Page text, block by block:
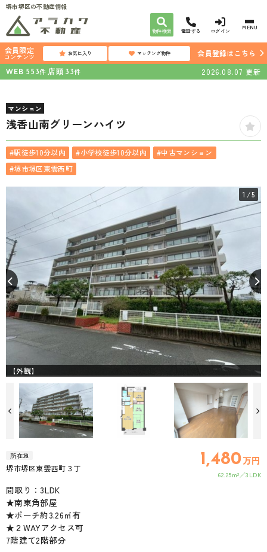
堺市堺区の不動産情報
物件検索 電話する ログイン MENU
会員限定
コンテンツ お気に入り マッチング物件
会員登録はこちら
WEB 553件 店頭 33件 2026.08.07 更新
マンション
浅香山南グリーンハイツ
#駅徒歩10分以内 #小学校徒歩10分以内
#中古マンション
#堺市堺区東雲西町
1 /5
【外観】
所在地
堺市堺区東雲西町３丁 1,480万円
62.25m² 3LDK
間取り：3LDK
★南東角部屋
★ポーチ約3.26㎡有
★２WAYアクセス可
7階建て2階部分